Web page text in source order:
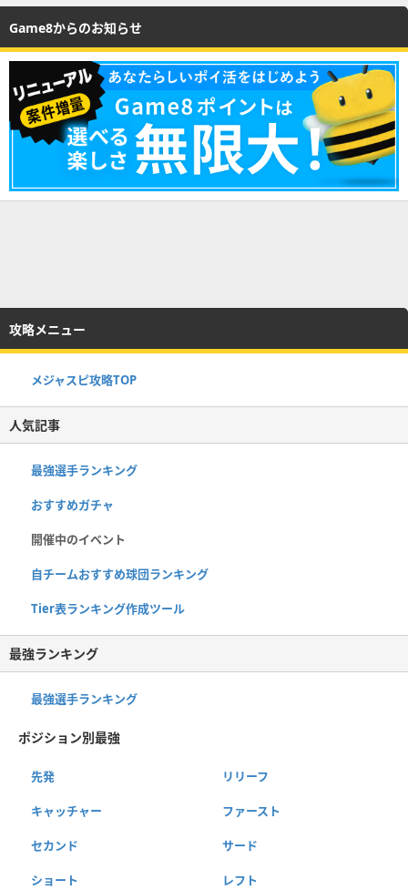
Game8からのお知らせ
攻略メニュー
メジャスピ攻略TOP
人気記事
最強選手ランキング
おすすめガチャ
開催中のイベント
自チームおすすめ球団ランキング
Tier表ランキング作成ツール
最強ランキング
最強選手ランキング
ポジション別最強
先発 リリーフ
キャッチャー ファースト
セカンド サード
ショート レフト